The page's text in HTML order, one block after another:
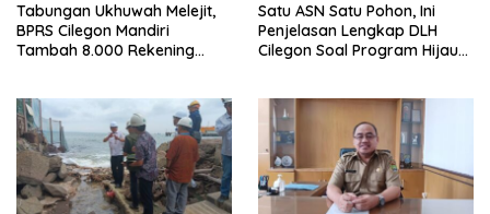
Tabungan Ukhuwah Melejit,
BPRS Cilegon Mandiri
Tambah 8.000 Rekening
Satu ASN Satu Pohon, Ini
Penjelasan Lengkap DLH
Cilegon Soal Program Hijau